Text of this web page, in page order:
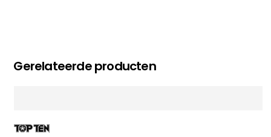
Gerelateerde producten